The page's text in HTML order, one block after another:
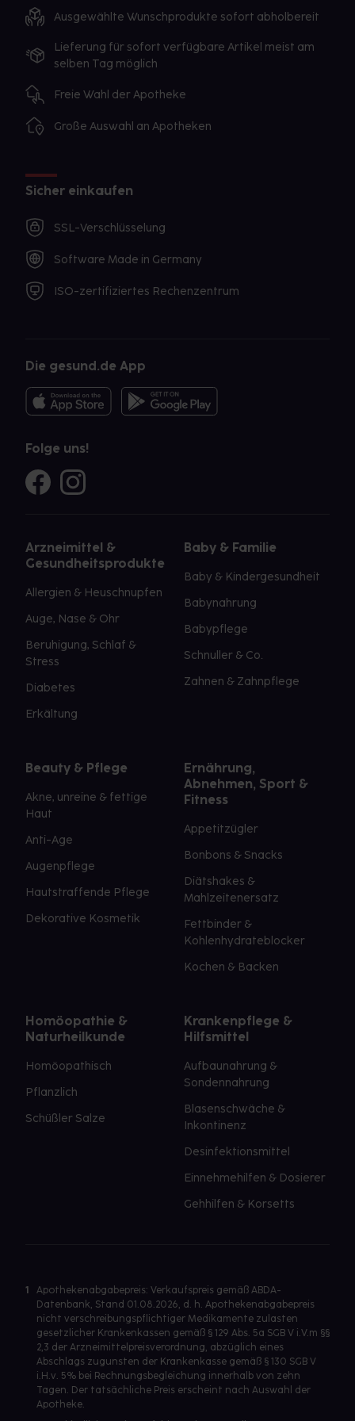
Ausgewählte Wunschprodukte sofort abholbereit
Lieferung für sofort verfügbare Artikel meist am
selben Tag möglich
Freie Wahl der Apotheke
Große Auswahl an Apotheken
Sicher einkaufen
SSL-Verschlüsselung
Software Made in Germany
ISO-zertifiziertes Rechenzentrum
Die gesund.de App
Folge uns!
Arzneimittel &
Gesundheitsprodukte
Allergien & Heuschnupfen
Auge, Nase & Ohr
Beruhigung, Schlaf &
Stress
Diabetes
Erkältung
Baby & Familie
Baby & Kindergesundheit
Babynahrung
Babypflege
Schnuller & Co.
Zahnen & Zahnpflege
Beauty & Pflege
Akne, unreine & fettige
Haut
Anti-Age
Augenpflege
Hautstraffende Pflege
Dekorative Kosmetik
Ernährung,
Abnehmen, Sport &
Fitness
Appetitzügler
Bonbons & Snacks
Diätshakes &
Mahlzeitenersatz
Fettbinder &
Kohlenhydrateblocker
Kochen & Backen
Homöopathie &
Naturheilkunde
Homöopathisch
Pflanzlich
Schüßler Salze
Krankenpflege &
Hilfsmittel
Aufbaunahrung &
Sondennahrung
Blasenschwäche &
Inkontinenz
Desinfektionsmittel
Einnehmehilfen & Dosierer
Gehhilfen & Korsetts
1
Apothekenabgabepreis: Verkaufspreis gemäß ABDA-
Datenbank, Stand 01.08.2026, d. h. Apothekenabgabepreis
nicht verschreibungspflichtiger Medikamente zulasten
gesetzlicher Krankenkassen gemäß § 129 Abs. 5a SGB V i.V.m §§
2,3 der Arzneimittelpreisverordnung, abzüglich eines
Abschlags zugunsten der Krankenkasse gemäß § 130 SGB V
i.H.v. 5% bei Rechnungsbegleichung innerhalb von zehn
Tagen. Der tatsächliche Preis erscheint nach Auswahl der
Apotheke.